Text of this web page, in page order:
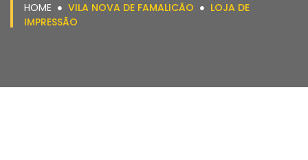
HOME VILA NOVA DE FAMALICÃO
LOJA DE
IMPRESSÃO